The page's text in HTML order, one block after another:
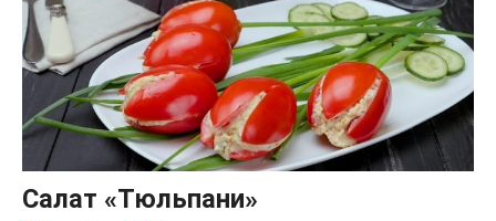
Салат «Тюльпани»